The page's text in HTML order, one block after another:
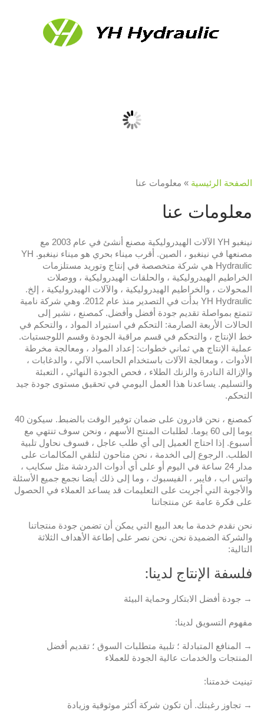
الصفحة الرئيسية » معلومات عنا
معلومات عنا
نينغبو YH الآلات الهيدروليكية مصنع أنشئ في عام 2003 مع
مصنعها في نينغبو ، الصين. أقرب ميناء بحري هو ميناء نينغبو. YH
Hydraulic هي شركة متخصصة في إنتاج وتوريد مستلزمات
الخراطيم الهيدروليكية ، والحلقات الهيدروليكية ، ووصلات
المحولات ، والخراطيم الهيدروليكية ، والآلات الهيدروليكية ، إلخ.
YH Hydraulic بدأت في التصدير منذ عام 2012. وهي شركة نامية
تتمتع بمواصلة تقديم جودة أفضل وأفضل. كمصنع ، نشير إلى
الحالات الأربعة الصارمة: التحكم في استيراد المواد ، والتحكم في
خط الإنتاج ، والتحكم في قسم مراقبة الجودة وقسم اللوجستيات.
عملية الإنتاج هي ثماني خطوات: إعداد المواد ، ومعالجة مخرطة
الأدوات ، ومعالجة الآلات باستخدام الحاسب الآلي ، والدغابات ،
والإزالة النادرة والزنك الطلاء ، فحص الجودة النهائي ، التعبئة
والتسليم. يساعدنا هذا العمل اليومي في تحقيق مستوى جودة جيد
التحكم.
كمصنع ، نحن قادرون على ضمان توفير الوقت بالضبط. سيكون 40
يوما إلى 60 يوما. لطلبات المنتج الأسهم ، ونحن سوف تنتهي مع
أسبوع. إذا احتاج العميل إلى أي طلب عاجل ، فسوف نحاول تلبية
الطلب. الرجوع إلى الخدمة ، نحن متاحون لتلقي المكالمات على
مدار 24 ساعة في اليوم أو على أي أدوات الدردشة مثل سكايب ،
واتس اب ، فايبر ، الفيسبوك ، وما إلى ذلك أيضا نجمع جميع الأسئلة
والأجوبة التي أجريت على التعليمات قد يساعد العملاء في الحصول
على فكرة عامة عن منتجاتنا
نحن نقدم خدمة ما بعد البيع التي يمكن أن تضمن جودة منتجاتنا
والشركة الضميدة نحن. نحن نصر على إطاعة الأهداف الثلاثة
التالية:
فلسفة الإنتاج لدينا:
→ جودة أفضل الابتكار وحماية البيئة
مفهوم التسويق لدينا:
→ المنافع المتبادلة ؛ تلبية متطلبات السوق ؛ تقديم أفضل
المنتجات والخدمات عالية الجودة للعملاء
تينيت خدمتنا:
→ تجاوز رغبتك. أن تكون شركة أكثر موثوقية وزيادة